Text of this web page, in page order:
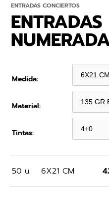
ENTRADAS CONCIERTOS
ENTRADAS
Medida:
Material:
Tintas:
50 u. 6X21 CM